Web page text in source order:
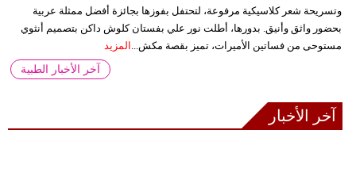
وتسريحة شعر كلاسيكية مرفوعة، لتحتفل بفوزها بجائزة أفضل ممثلة عربية
بحضور واثق وأنيق. بدورها، أطلت نور علي بفستان كلوش داكن بتصميم أنثوي
مستوحى من فساتين الأميرات، تميز بقصة مكش...
المزيد
آخر الأخبار الطبية
آخر الأخبار